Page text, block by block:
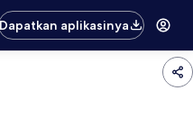
Dapatkan aplikasinya